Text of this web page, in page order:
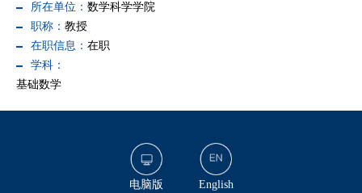
所在单位： 数学科学学院
职称： 教授
在职信息： 在职
学科：
基础数学
电脑版 English